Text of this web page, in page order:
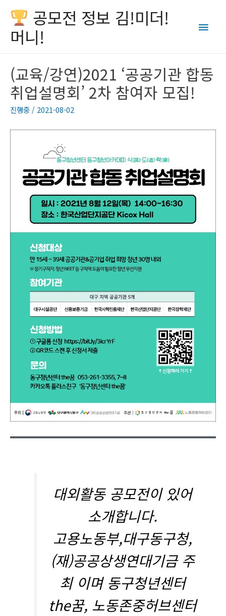
공모전 정보 김!미더!
머니!
Main
(교육/강연)2021 ‘공공기관 합동
취업설명회’ 2차 참여자 모집!
진행중 / 2021-08-02
대외활동 공모전이 있어
소개합니다.
고용노동부,대구동구청,
(재)공공상생연대기금 주
최 이며 동구청년센터
the꿈, 노동존중허브센터